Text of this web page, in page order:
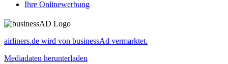
Ihre Onlinewerbung
airliners.de wird von businessAd vermarktet.
Mediadaten herunterladen